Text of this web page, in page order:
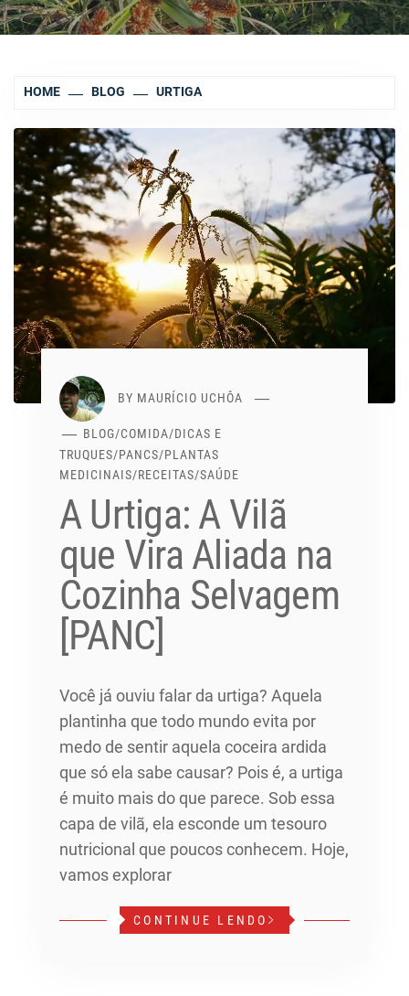
HOME BLOG URTIGA
BY MAURÍCIO UCHÔA
BLOG/COMIDA/DICAS E
TRUQUES/PANCS/PLANTAS
MEDICINAIS/RECEITAS/SAÚDE
A Urtiga: A Vilã
que Vira Aliada na
Cozinha Selvagem
[PANC]
Você já ouviu falar da urtiga? Aquela
plantinha que todo mundo evita por
medo de sentir aquela coceira ardida
que só ela sabe causar? Pois é, a urtiga
é muito mais do que parece. Sob essa
capa de vilã, ela esconde um tesouro
nutricional que poucos conhecem. Hoje,
vamos explorar
CONTINUE LENDO